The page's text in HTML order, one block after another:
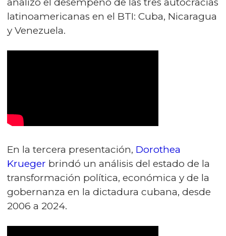
latinoamericanas en el BTI: Cuba, Nicaragua
y Venezuela.
En la tercera presentación, Dorothea
Krueger brindó un análisis del estado de la
transformación política, económica y de la
gobernanza en la dictadura cubana, desde
2006 a 2024.